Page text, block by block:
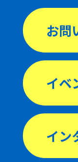
お問
イベ
イン